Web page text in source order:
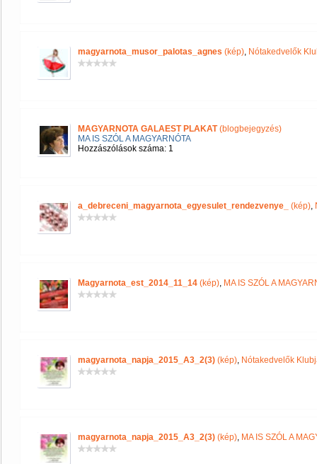
magyarnota_musor_palotas_agnes (kép), Nótakedvelők
MAGYARNOTA GALAEST PLAKAT(blogbejegyzés)
MA IS SZÓL A MAGYARNÓTA
Hozzászólások száma: 1
a_debreceni_magyarnota_egyesulet_rendezvenye_ (kép),
Magyarnota_est_2014_11_14 (kép), MA IS SZÓL A
magyarnota_napja_2015_A3_2(3) (kép), Nótakedvelők
magyarnota_napja_2015_A3_2(3) (kép), MA IS SZÓL A